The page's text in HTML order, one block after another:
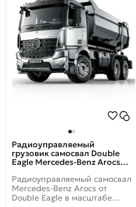
Радиоуправляемый
грузовик самосвал Double
Eagle Mercedes-Benz Arocs
Радиоуправляемый самосвал
Mercedes-Benz Arocs от
Double Eagle в масштабе